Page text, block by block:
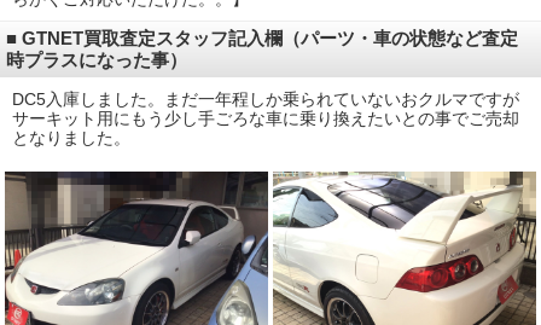
■ GTNET買取査定スタッフ記入欄（パーツ・車の状態など査定
時プラスになった事）
DC5入庫しました。まだ一年程しか乗られていないおクルマですが
サーキット用にもう少し手ごろな車に乗り換えたいとの事でご売却
となりました。